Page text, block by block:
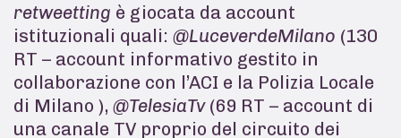
retweetting è giocata da account
istituzionali quali: @LuceverdeMilano (130
RT – account informativo gestito in
collaborazione con l’ACI e la Polizia Locale
di Milano ), @TelesiaTv(69 RT – account di
una canale TV proprio del circuito dei